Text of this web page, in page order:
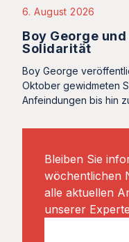
6. August 2026
Boy George
Solidarität
Boy George
Oktober gewidmeten
Anfeindungen bis hin
Bleiben Sie
wöchentlichen
alle aktuellen
unserer